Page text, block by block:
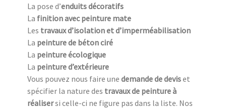
La pose d’enduits décoratifs
La finition avec peinture mate
Les travaux d’isolation et d’imperméabilisation
La peinture de béton ciré
La peinture écologique
La peinture d’extérieure
Vous pouvez nous faire une demande de deviset
spécifier la nature des travaux de peinture à
réalisersi celle-ci ne figure pas dans la liste. Nos